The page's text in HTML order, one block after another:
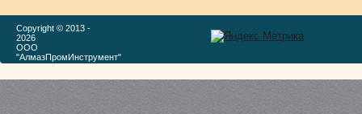
Copyright © 2013 -
2026
ООО
"АлмазПромИнструмент"